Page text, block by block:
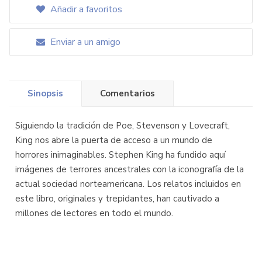
Añadir a favoritos
Enviar a un amigo
Sinopsis Comentarios
Siguiendo la tradición de Poe, Stevenson y Lovecraft,
King nos abre la puerta de acceso a un mundo de
horrores inimaginables. Stephen King ha fundido aquí
imágenes de terrores ancestrales con la iconografía de la
actual sociedad norteamericana. Los relatos incluidos en
este libro, originales y trepidantes, han cautivado a
millones de lectores en todo el mundo.